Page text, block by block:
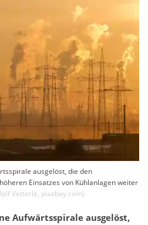
ausgelöst, die den
Einsatzes von Kühlanlagen weiter
Vetterle, pixabay.com)
Aufwärtsspirale ausgelöst,